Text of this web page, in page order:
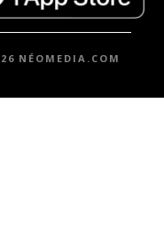
NÉOMEDIA.COM